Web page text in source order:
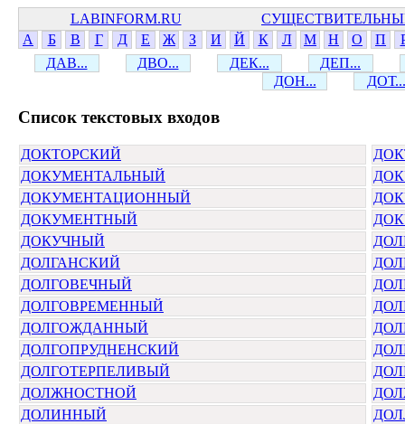
LABINFORM.RU
А
Б В Г Д Е Ж З И Й К Л М Н О П
ДАВ...
ДВО... ДЕК...
ДЕП...
ДОН...
ДОТ...
Cписок текстовых входов
ДОКТОРСКИЙ
ДОКУМЕНТАЛЬНЫЙ
ДОКУМЕНТАЦИОННЫЙ
ДОКУМЕНТНЫЙ
ДОКУЧНЫЙ
ДОЛГАНСКИЙ
ДОЛГОВЕЧНЫЙ
ДОЛГОВРЕМЕННЫЙ
ДОЛГОЖДАННЫЙ
ДОЛГОПРУДНЕНСКИЙ
ДОЛГОТЕРПЕЛИВЫЙ
ДОЛЖНОСТНОЙ
ДОЛИННЫЙ